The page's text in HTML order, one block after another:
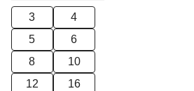
3
4
5
6
8
10
12
16